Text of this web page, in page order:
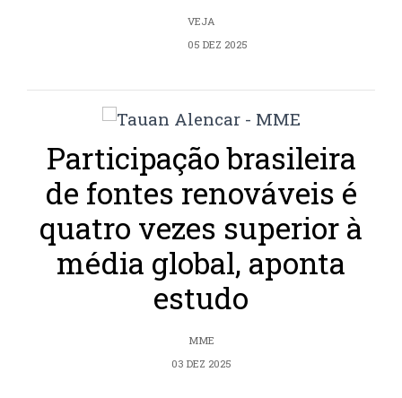
VEJA
05 DEZ 2025
Participação brasileira
de fontes renováveis é
quatro vezes superior à
média global, aponta
estudo
MME
03 DEZ 2025